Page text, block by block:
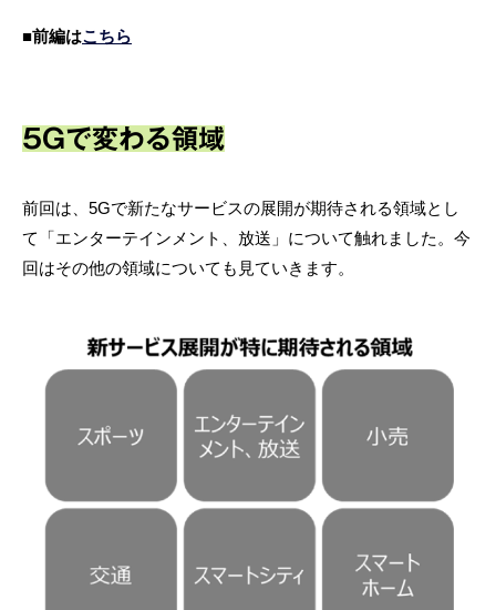
■前編はこちら
5Gで変わる領域
前回は、5Gで新たなサービスの展開が期待される領域とし
て「エンターテインメント、放送」について触れました。今
回はその他の領域についても見ていきます。